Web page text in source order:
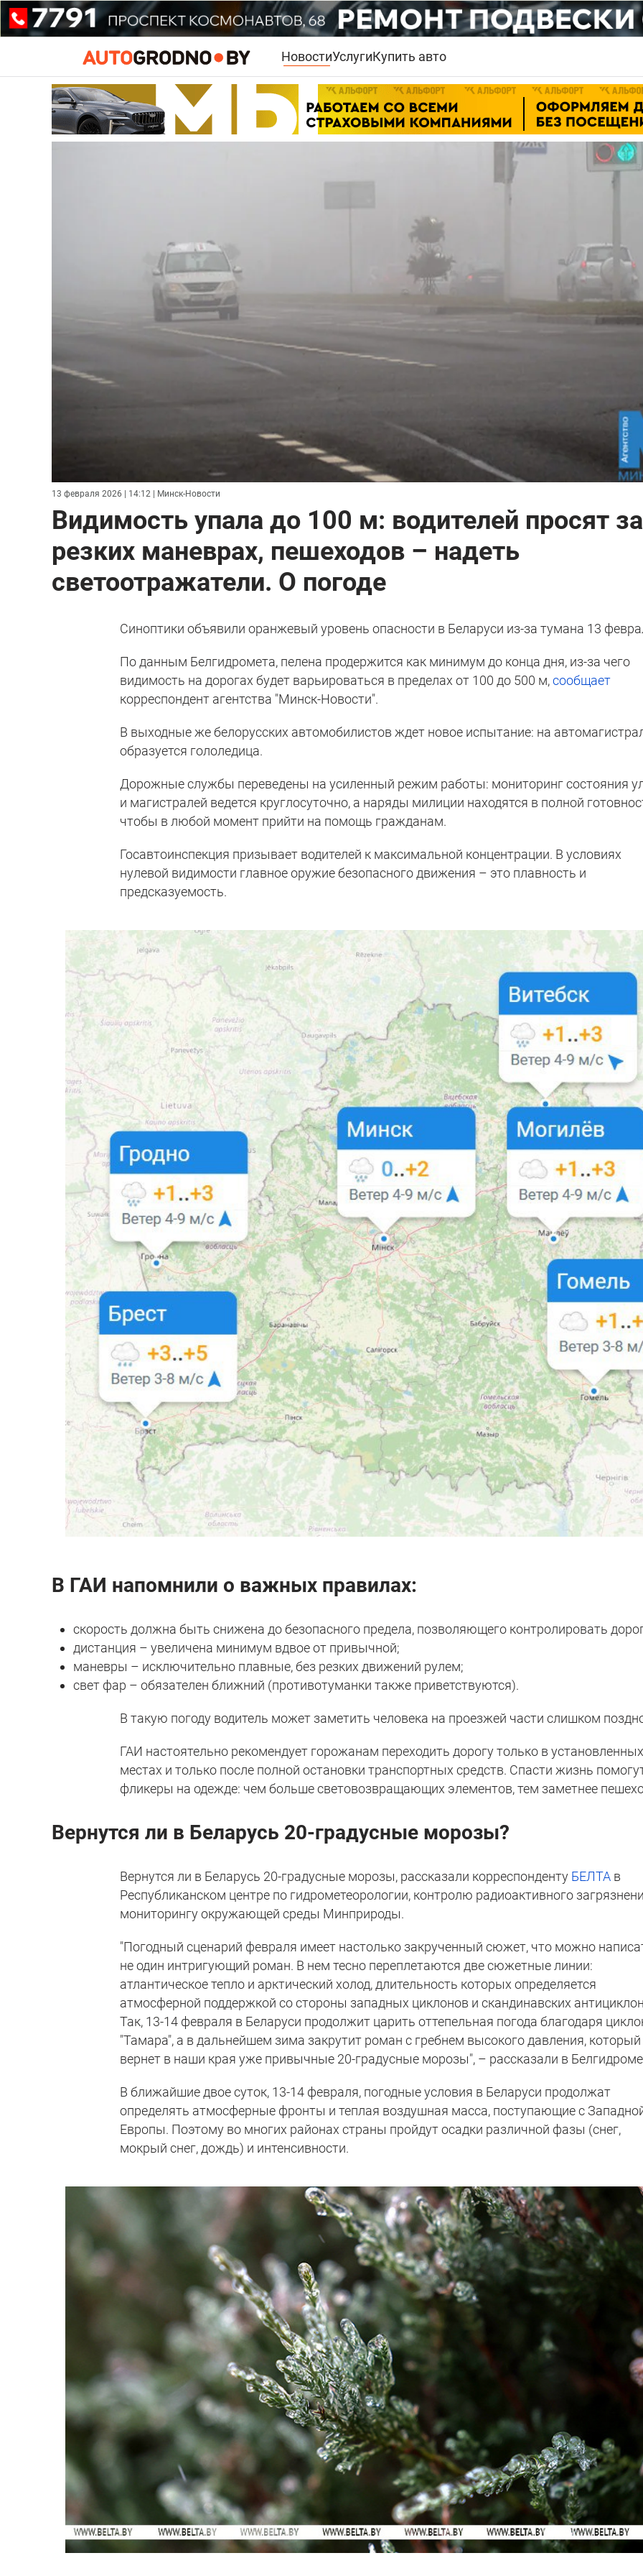
НовостиУслугиКупить авто
13 февраля 2026 | 14:12 | Минск-Новости
Видимость упала до 100 м: водителей просят
резких маневрах, пешеходов – надеть
светоотражатели. О погоде
Синоптики объявили оранжевый уровень опасности в Беларуси из-за тумана 13
По данным Белгидромета, пелена продержится как минимум до конца дня, из-за чего
видимость на дорогах будет варьироваться в пределах от 100 до 500 м,сообщает
корреспондент агентства "Минск-Новости".
В выходные же белорусских автомобилистов ждет новое испытание: на
образуется гололедица.
Дорожные службы переведены на усиленный режим работы: мониторинг состояния
и магистралей ведется круглосуточно, а наряды милиции находятся в полной
чтобы в любой момент прийти на помощь гражданам.
Госавтоинспекция призывает водителей к максимальной концентрации. В условиях
нулевой видимости главное оружие безопасного движения – это плавность и
предсказуемость.
В ГАИ напомнили о важных правилах:
скорость должна быть снижена до безопасного предела, позволяющего контролировать
дистанция – увеличена минимум вдвое от привычной;
маневры – исключительно плавные, без резких движений рулем;
свет фар – обязателен ближний (противотуманки также приветствуются).
В такую погоду водитель может заметить человека на проезжей части слишком
ГАИ настоятельно рекомендует горожанам переходить дорогу только в установленных
местах и только после полной остановки транспортных средств. Спасти жизнь
фликеры на одежде: чем больше световозвращающих элементов, тем заметнее
Вернутся ли в Беларусь 20-градусные морозы?
Вернутся ли в Беларусь 20-градусные морозы, рассказали корреспонденту БЕЛТА в
Республиканском центре по гидрометеорологии, контролю радиоактивного
мониторингу окружающей среды Минприроды.
"Погодный сценарий февраля имеет настолько закрученный сюжет, что можно
не один интригующий роман. В нем тесно переплетаются две сюжетные линии:
атлантическое тепло и арктический холод, длительность которых определяется
атмосферной поддержкой со стороны западных циклонов и скандинавских
Так, 13-14 февраля в Беларуси продолжит царить оттепельная погода благодаря
"Тамара", а в дальнейшем зима закрутит роман с гребнем высокого давления, который
вернет в наши края уже привычные 20-градусные морозы", – рассказали в
В ближайшие двое суток, 13-14 февраля, погодные условия в Беларуси продолжат
определять атмосферные фронты и теплая воздушная масса, поступающие с
Европы. Поэтому во многих районах страны пройдут осадки различной фазы (снег,
мокрый снег, дождь) и интенсивности.